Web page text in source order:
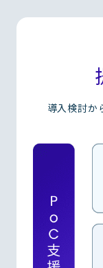
導入検討か